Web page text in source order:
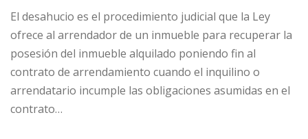
El desahucio es el procedimiento judicial que la Ley
ofrece al arrendador de un inmueble para recuperar la
posesión del inmueble alquilado poniendo fin al
contrato de arrendamiento cuando el inquilino o
arrendatario incumple las obligaciones asumidas en el
contrato…